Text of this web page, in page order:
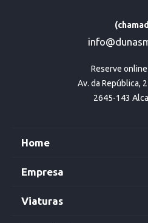
Reserve
Av. da República,
2645-143
Home
Empresa
Viaturas